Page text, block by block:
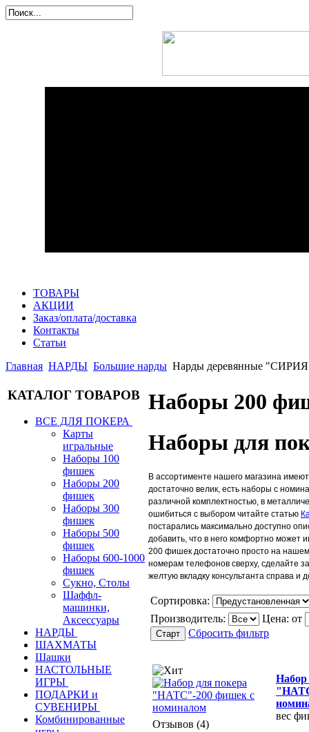
ТОВАРЫ
АКЦИИ
Заказ/оплата/доставка
Контакты
Статьи
Главная НАРДЫ Большие нарды Нарды деревянные
КАТАЛОГ ТОВАРОВ
ВСЕ ДЛЯ ПОКЕРА
Карты
игральные
Наборы 100
фишек
Наборы 200
фишек
Наборы 300
фишек
Наборы 500
фишек
Наборы 600-1000
фишек
Сукно, Столы
Шаффл-
машинки,
Аксессуары
НАРДЫ
ШАХМАТЫ
Шашки
НАСТОЛЬНЫЕ
ИГРЫ
ПОДАРКИ и
СУВЕНИРЫ
Комбинированные
Наборы 200
Наборы для
В ассортименте нашего магазина
достаточно велик, есть наборы с
различной комплектностью, в
ошибиться с выбором читайте статью
постарались максимально доступно
добавить, что в него комфортно может
200 фишек достаточно просто на
номерам телефонов сверху, сделайте
желтую вкладку консультанта справа и
Сортировка:
Производитель:
Цена: от
Сбросить фильтр
Отзывов (4)
Набор
вес